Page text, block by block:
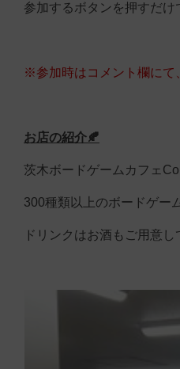
参加するボタンを押すだけ
※参加時はコメント欄にて
お店の紹介🍂
茨木ボードゲームカフェ
300種類以上のボードゲー
ドリンクはお酒もご用意